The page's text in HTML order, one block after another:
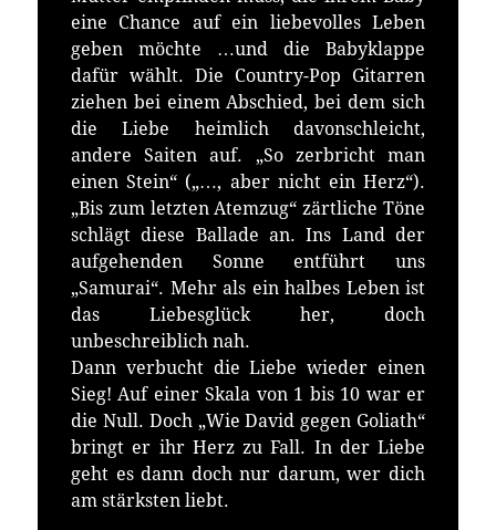
eine Chance auf ein liebevolles Leben
geben möchte …und die Babyklappe
dafür wählt. Die Country-Pop Gitarren
ziehen bei einem Abschied, bei dem sich
die Liebe heimlich davonschleicht,
andere Saiten auf. „So zerbricht man
einen Stein“ („…, aber nicht ein Herz“).
„Bis zum letzten Atemzug“ zärtliche Töne
schlägt diese Ballade an. Ins Land der
aufgehenden Sonne entführt uns
„Samurai“. Mehr als ein halbes Leben ist
das Liebesglück her, doch
unbeschreiblich nah.
Dann verbucht die Liebe wieder einen
Sieg! Auf einer Skala von 1 bis 10 war er
die Null. Doch „Wie David gegen Goliath“
bringt er ihr Herz zu Fall. In der Liebe
geht es dann doch nur darum, wer dich
am stärksten liebt.